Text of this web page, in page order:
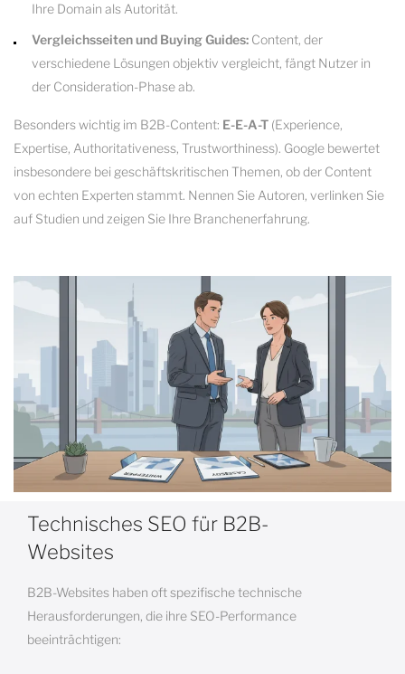
Ihre Domain als Autorität.
Vergleichsseiten und Buying Guides: Content, der
verschiedene Lösungen objektiv vergleicht, fängt Nutzer in
der Consideration-Phase ab.
Besonders wichtig im B2B-Content: E-E-A-T (Experience,
Expertise, Authoritativeness, Trustworthiness). Google bewertet
insbesondere bei geschäftskritischen Themen, ob der Content
von echten Experten stammt. Nennen Sie Autoren, verlinken Sie
auf Studien und zeigen Sie Ihre Branchenerfahrung.
Technisches SEO für B2B-
Websites
B2B-Websites haben oft spezifische technische
Herausforderungen, die ihre SEO-Performance
beeinträchtigen: